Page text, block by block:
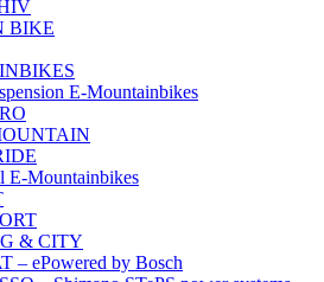
BIKE
E-Mountainbikes
E-Mountainbikes
& CITY
– ePowered by Bosch